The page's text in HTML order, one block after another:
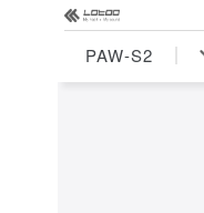
PAW-S2